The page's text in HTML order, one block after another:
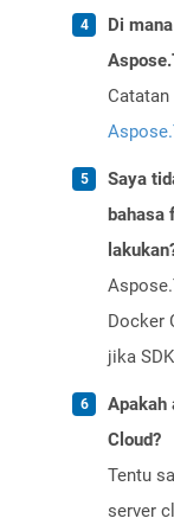
Di
Saya
bahasa
Docker
jika
Apakah
Cloud?
Tentu
server